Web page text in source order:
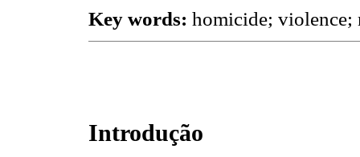
Key words: homicide; violence;
Introdução